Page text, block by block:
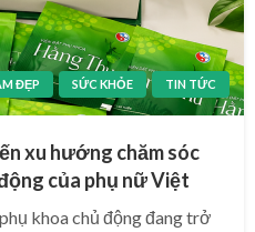
ĐẸP SỨC KHỎE TIN TỨC
xu hướng chăm sóc
của phụ nữ Việt
khoa chủ động đang trở